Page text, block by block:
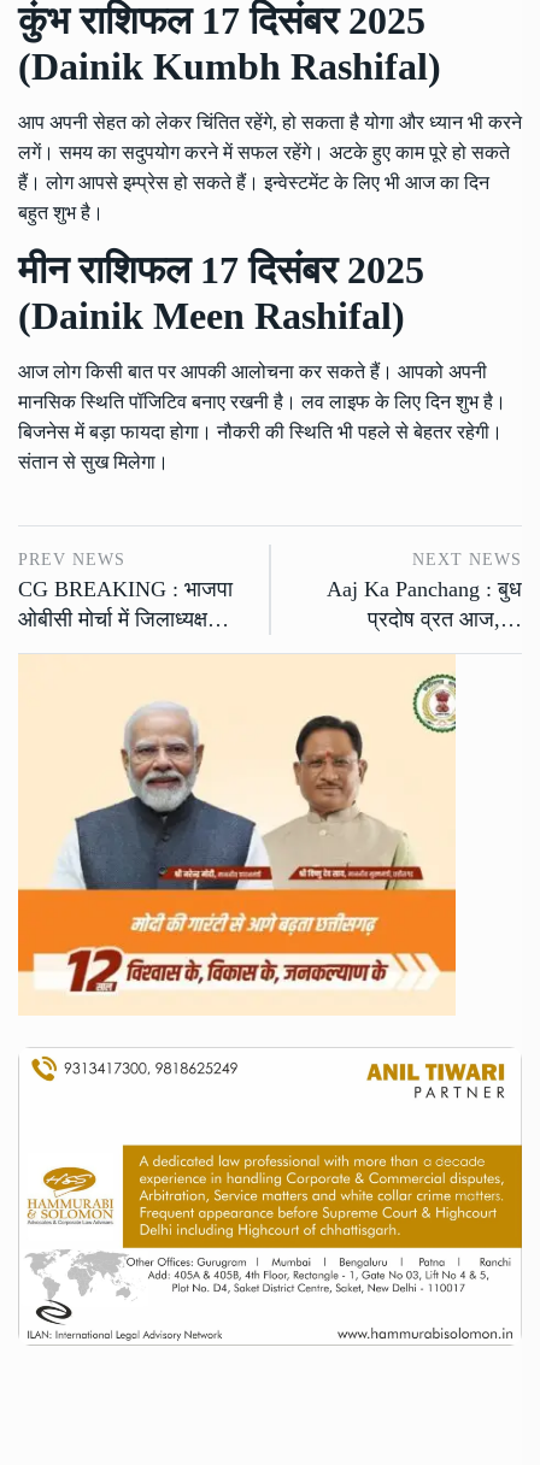
कुंभ राशिफल 17 दिसंबर 2025
(Dainik Kumbh Rashifal)
आप अपनी सेहत को लेकर चिंतित रहेंगे, हो सकता है योगा और ध्यान भी करने
लगें। समय का सदुपयोग करने में सफल रहेंगे। अटके हुए काम पूरे हो सकते
हैं। लोग आपसे इम्प्रेस हो सकते हैं। इन्वेस्टमेंट के लिए भी आज का दिन
बहुत शुभ है।
मीन राशिफल 17 दिसंबर 2025
(Dainik Meen Rashifal)
आज लोग किसी बात पर आपकी आलोचना कर सकते हैं। आपको अपनी
मानसिक स्थिति पॉजिटिव बनाए रखनी है। लव लाइफ के लिए दिन शुभ है।
बिजनेस में बड़ा फायदा होगा। नौकरी की स्थिति भी पहले से बेहतर रहेगी।
संतान से सुख मिलेगा।
PREV NEWS
CG BREAKING : भाजपा
ओबीसी मोर्चा में जिलाध्यक्ष…
NEXT NEWS
Aaj Ka Panchang : बुध
प्रदोष व्रत आज,…